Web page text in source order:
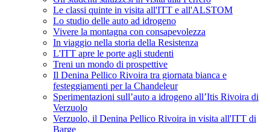
Le classi quinte in visita all'ITT e all'ALSTOM
Lo studio delle auto ad idrogeno
Vivere la montagna con consapevolezza
In viaggio nella storia della Resistenza
L'ITT apre le porte agli studenti
Treni un mondo di prospettive
Il Denina Pellico Rivoira tra giornata bianca e
festeggiamenti per la Chandeleur
Sperimentazioni sull’auto a idrogeno all’Itis Rivoira di
Verzuolo
Verzuolo, il Denina Pellico Rivoira in visita all'ITT di
Barge